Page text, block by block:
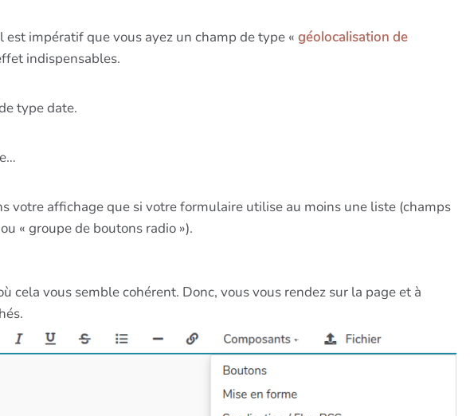
impératif que vous ayez un champ de type « géolocalisation de
indispensables.
type date.
votre affichage que si votre formulaire utilise au moins une liste (champs
« groupe de boutons radio »).
cela vous semble cohérent. Donc, vous vous rendez sur la page et à